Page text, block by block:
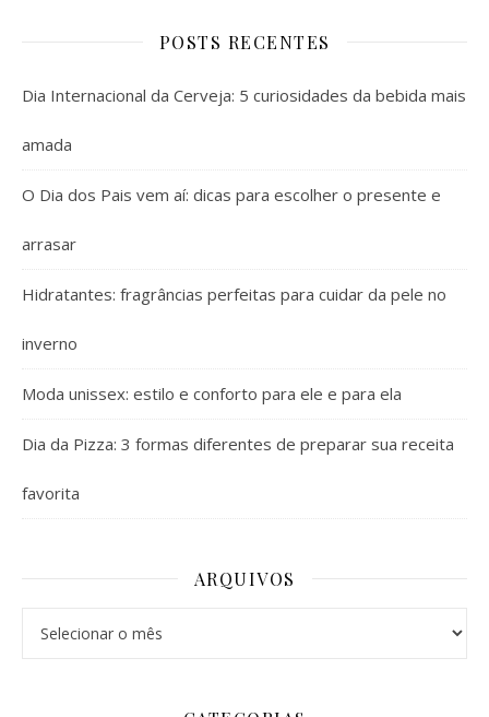
POSTS RECENTES
Dia Internacional da Cerveja: 5 curiosidades da bebida mais
amada
O Dia dos Pais vem aí: dicas para escolher o presente e
arrasar
Hidratantes: fragrâncias perfeitas para cuidar da pele no
inverno
Moda unissex: estilo e conforto para ele e para ela
Dia da Pizza: 3 formas diferentes de preparar sua receita
favorita
ARQUIVOS